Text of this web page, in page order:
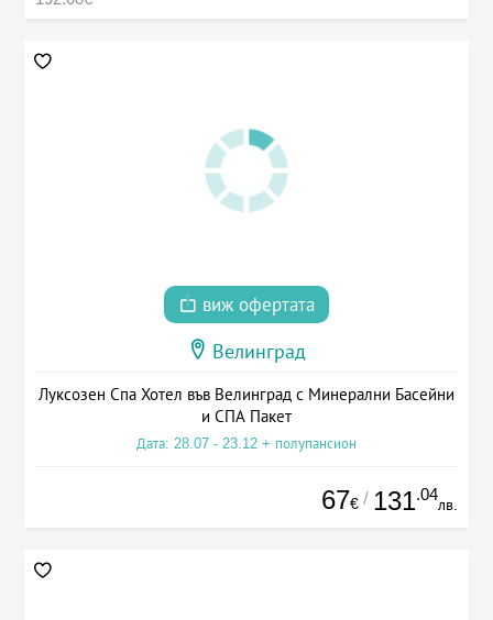
виж офертата
Велинград
Луксозен Спа Хотел във Велинград с Минерални Басейни
и СПА Пакет
Дата: 28.07 - 23.12 + полупансион
67€ / 131.04
лв.